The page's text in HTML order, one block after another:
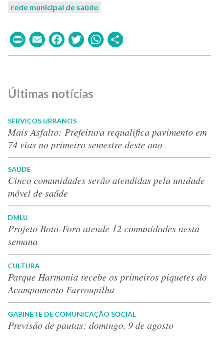
rede municipal de saúde
PrintEmailFacebook
TwitterWhatsApp
Últimas notícias
SERVIÇOS URBANOS
Mais Asfalto: Prefeitura requalifica pavimento em
74 vias no primeiro semestre deste ano
SAÚDE
Cinco comunidades serão atendidas pela unidade
móvel de saúde
DMLU
Projeto Bota-Fora atende 12 comunidades nesta
semana
CULTURA
Parque Harmonia recebe os primeiros piquetes do
Acampamento Farroupilha
GABINETE DE COMUNICAÇÃO SOCIAL
Previsão de pautas: domingo, 9 de agosto